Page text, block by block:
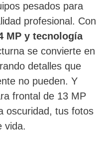
pesados para
profesional. Con
MP y tecnología
se convierte en
detalles que
no pueden. Y
frontal de 13 MP
oscuridad, tus fotos
vida.